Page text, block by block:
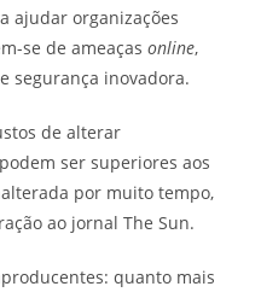
ajudar organizações
se de ameaças online,
segurança inovadora.
de alterar
ser superiores aos
por muito tempo,
ao jornal The Sun.
quanto mais